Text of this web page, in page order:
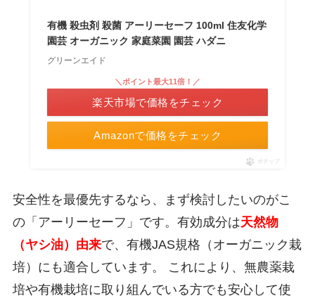
有機 殺虫剤 殺菌 アーリーセーフ 100ml 住友化学
園芸 オーガニック 家庭菜園 園芸 ハダニ
グリーンエイド
Amazonで価格をチェック
＼ポイント最大11倍！／
楽天市場で価格をチェック
ポチップ
安全性を最優先するなら、まず検討したいのがこ
の「アーリーセーフ」です。有効成分は天然物
（ヤシ油）由来で、有機JAS規格（オーガニック栽
培）にも適合しています。 これにより、無農薬栽
培や有機栽培に取り組んでいる方でも安心して使